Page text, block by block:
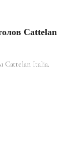
Cattelan
Cattelan Italia.